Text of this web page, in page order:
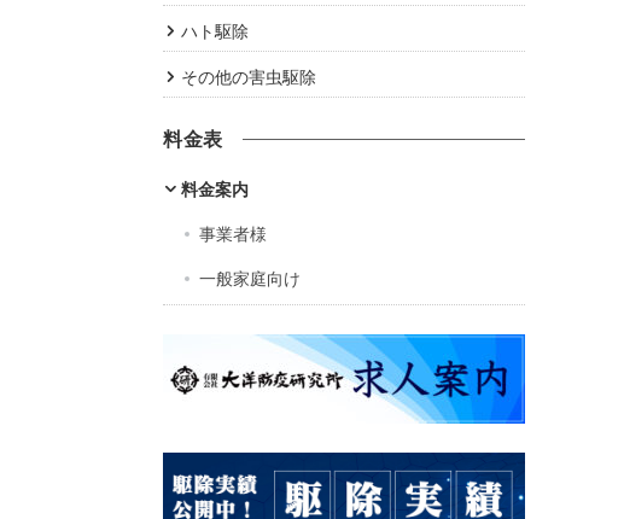
ハト駆除
その他の害虫駆除
料金表
料金案内
事業者様
一般家庭向け